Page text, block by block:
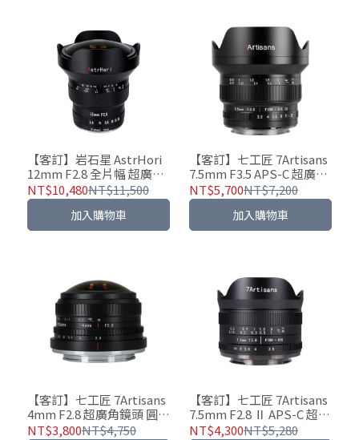
【客訂】岩石星 AstrHori
12mm F2.8 全片幅 超廣角
魚眼鏡頭
NT$10,480NT$11,500
加入購物車
【客訂】七工匠 7Artisans
7.5mm F3.5 APS-C 超廣角
鏡頭 魚眼鏡頭 風景 星空 極
光
NT$5,700NT$7,200
加入購物車
【客訂】七工匠 7Artisans
4mm F2.8 超廣角鏡頭 圓周
魚眼鏡 星空 街拍 獨特視角
NT$3,800NT$4,750
【客訂】七工匠 7Artisans
7.5mm F2.8 Ⅱ APS-C 超廣
角鏡頭 魚眼鏡頭 風景 星空
NT$4,300NT$5,280